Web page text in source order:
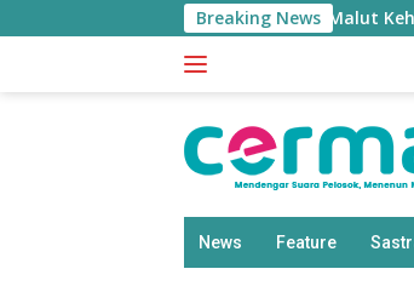
ke
Breaking News
Sherly Waswas Malut Kehilangan
News Feature